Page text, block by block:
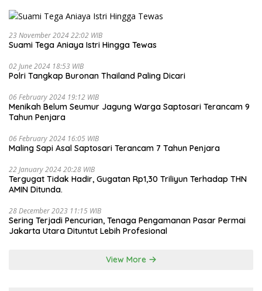
23 November 2024 22:02 WIB
Suami Tega Aniaya Istri Hingga Tewas
02 June 2024 18:53 WIB
Polri Tangkap Buronan Thailand Paling Dicari
06 February 2024 19:12 WIB
Menikah Belum Seumur Jagung Warga Saptosari Terancam 9
Tahun Penjara
06 February 2024 16:05 WIB
Maling Sapi Asal Saptosari Terancam 7 Tahun Penjara
22 January 2024 20:28 WIB
Tergugat Tidak Hadir, Gugatan Rp1,30 Triliyun Terhadap THN
AMIN Ditunda.
28 December 2023 11:15 WIB
Sering Terjadi Pencurian, Tenaga Pengamanan Pasar Permai
Jakarta Utara Dituntut Lebih Profesional
View More